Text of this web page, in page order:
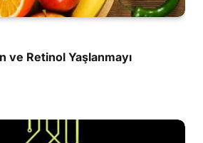
ve Retinol Yaşlanmayı